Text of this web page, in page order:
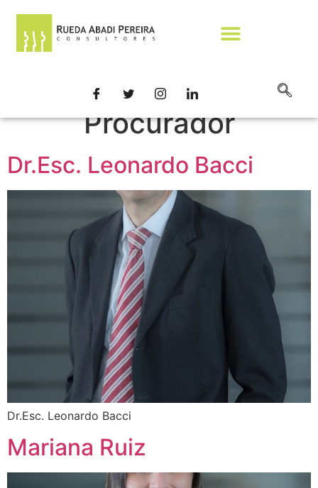
profesional:
Procurador
Dr.Esc. Leonardo Bacci
Dr.Esc. Leonardo Bacci
Mariana Ruiz